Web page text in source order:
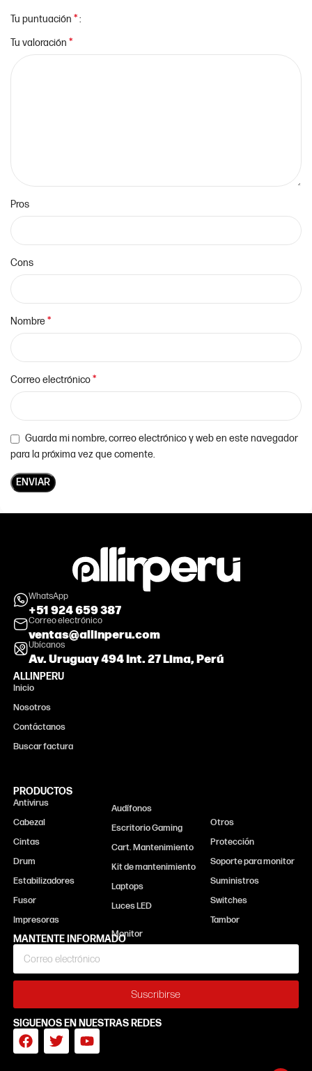
Tu puntuación *
Tu valoración *
Pros
Cons
Nombre*
Correo electrónico*
Guarda mi nombre, correo electrónico y web en este navegador
para la próxima vez que comente.
WhatsApp
+51 924 659 387
Correo electrónico
ventas@allinperu.com
Ubícanos
Av. Uruguay 494 Int. 27 Lima, Perú
ALLINPERU
Inicio
Nosotros
Contáctanos
Buscar factura
PRODUCTOS
Antivirus
Cabezal
Cintas
Drum
Estabilizadores
Fusor
Impresoras
Audífonos
Escritorio Gaming
Cart. Mantenimiento
Kit de mantenimiento
Laptops
Luces LED
Otros
Protección
Soporte para monitor
Suministros
Switches
Tambor
MANTENTE INFORMADO
Suscribirse
SIGUENOS EN NUESTRAS REDES